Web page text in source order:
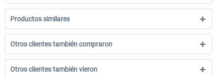
Productos similares
Otros clientes también compraron
Otros clientes también vieron